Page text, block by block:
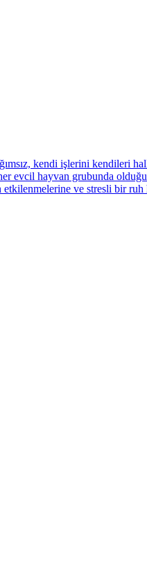
kendi işlerini kendileri
hayvan grubunda olduğu
ve stresli bir